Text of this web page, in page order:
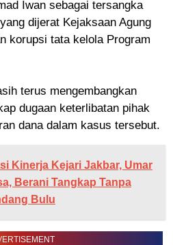
Iwan sebagai tersangka
dijerat Kejaksaan Agung
korupsi tata kelola Program
terus mengembangkan
dugaan keterlibatan pihak
dana dalam kasus tersebut.
Kinerja Kejari Jakbar, Umar
Berani Tangkap Tanpa
Bulu